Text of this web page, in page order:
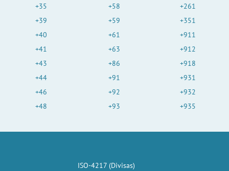
+35
+39
+40
+41
+43
+44
+46
+48
+58
+59
+61
+63
+86
+91
+92
+93
+261
+351
+911
+912
+918
+931
+932
+935
ISO-4217 (Divisas)